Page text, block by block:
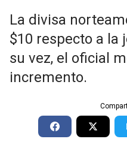
La divisa
$10 respecto a la
su vez, el oficial
incremento.